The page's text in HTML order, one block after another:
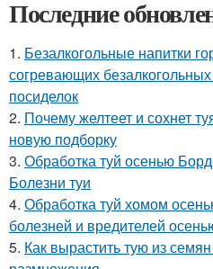
Последние
1. Безалкогольные напитки
согревающих
посиделок
2. Почему желтеет и сохнет
новую подборку
3. Обработка туй осенью
Болезни туи
4. Обработка туй хомом
болезней и вредителей
5. Как вырастить тую из